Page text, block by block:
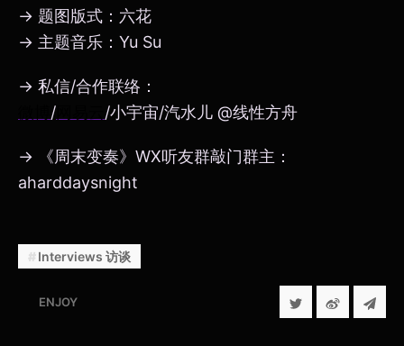
→ 题图版式：六花
→ 主题音乐：Yu Su
→ 私信/合作联络：
/ /小宇宙/汽水儿 @线性方舟
→ 《周末变奏》WX听友群敲门群主：
aharddaysnight
Interviews 访谈
ENJOY